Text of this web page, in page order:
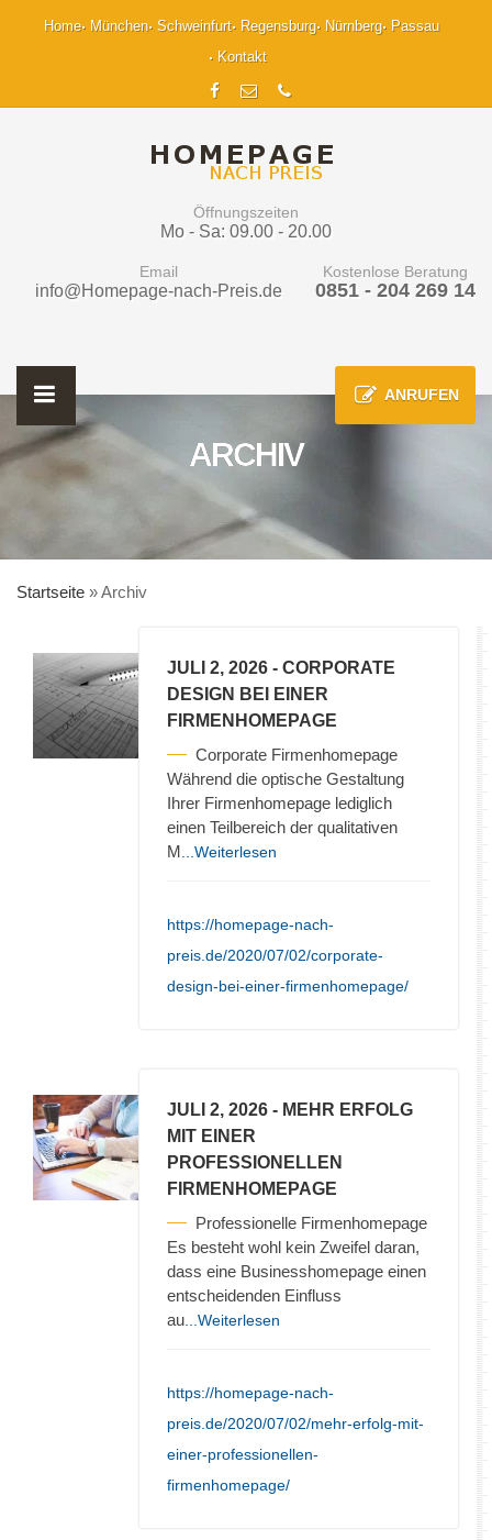
Home München Schweinfurt Regensburg Nürnberg
Passau
Kontakt
Öffnungszeiten
Mo - Sa: 09.00 - 20.00
Email
info@Homepage-nach-Preis.de
Kostenlose Beratung
0851 - 204 269 14
ANRUFEN
ARCHIV
Startseite »Archiv
JULI 2, 2026 - CORPORATE
DESIGN BEI EINER
FIRMENHOMEPAGE
Corporate Firmenhomepage
Während die optische Gestaltung
Ihrer Firmenhomepage lediglich
einen Teilbereich der qualitativen
M ...Weiterlesen
https://homepage-nach-
preis.de/2020/07/02/corporate-
design-bei-einer-firmenhomepage/
JULI 2, 2026 - MEHR ERFOLG
MIT EINER
PROFESSIONELLEN
FIRMENHOMEPAGE
Professionelle Firmenhomepage
Es besteht wohl kein Zweifel daran,
dass eine Businesshomepage einen
entscheidenden Einfluss
au ...Weiterlesen
https://homepage-nach-
preis.de/2020/07/02/mehr-erfolg-mit-
einer-professionellen-
firmenhomepage/